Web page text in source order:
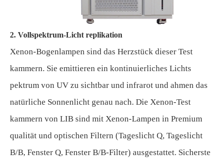
2. Vollspektrum-Licht replikation
Xenon-Bogenlampen sind das Herzstück dieser Test
kammern. Sie emittieren ein kontinuierliches Lichts
pektrum von UV zu sichtbar und infrarot und ahmen das
natürliche Sonnenlicht genau nach. Die Xenon-Test
kammern von LIB sind mit Xenon-Lampen in Premium
qualität und optischen Filtern (Tageslicht Q, Tageslicht
B/B, Fenster Q, Fenster B/B-Filter) ausgestattet. Sicherste